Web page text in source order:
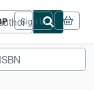
Sign in